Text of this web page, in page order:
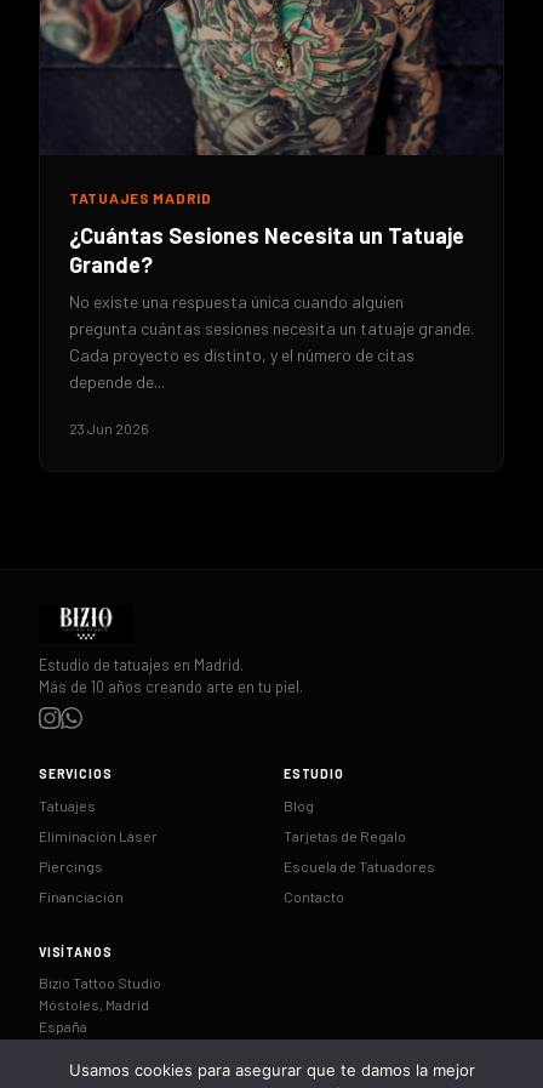
TATUAJES MADRID
¿Cuántas Sesiones Necesita un Tatuaje
Grande?
No existe una respuesta única cuando alguien
pregunta cuántas sesiones necesita un tatuaje grande.
Cada proyecto es distinto, y el número de citas
depende de...
23 Jun 2026
Estudio de tatuajes en Madrid.
Más de 10 años creando arte en tu piel.
SERVICIOS
Tatuajes
Eliminación Láser
Piercings
Financiación
ESTUDIO
Blog
Tarjetas de Regalo
Escuela de Tatuadores
Contacto
VISÍTANOS
Bizio Tattoo Studio
Móstoles, Madrid
España
CÓMO LLEGAR
Usamos cookies para asegurar que te damos la mejor